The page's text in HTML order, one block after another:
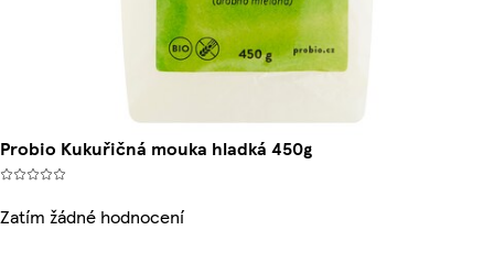
Probio Kukuřičná mouka hladká 450g
Zatím žádné hodnocení